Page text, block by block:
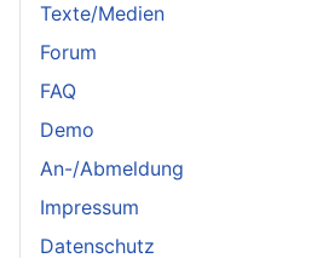
Texte/Medien
Forum
FAQ
Demo
An-/Abmeldung
Impressum
Datenschutz